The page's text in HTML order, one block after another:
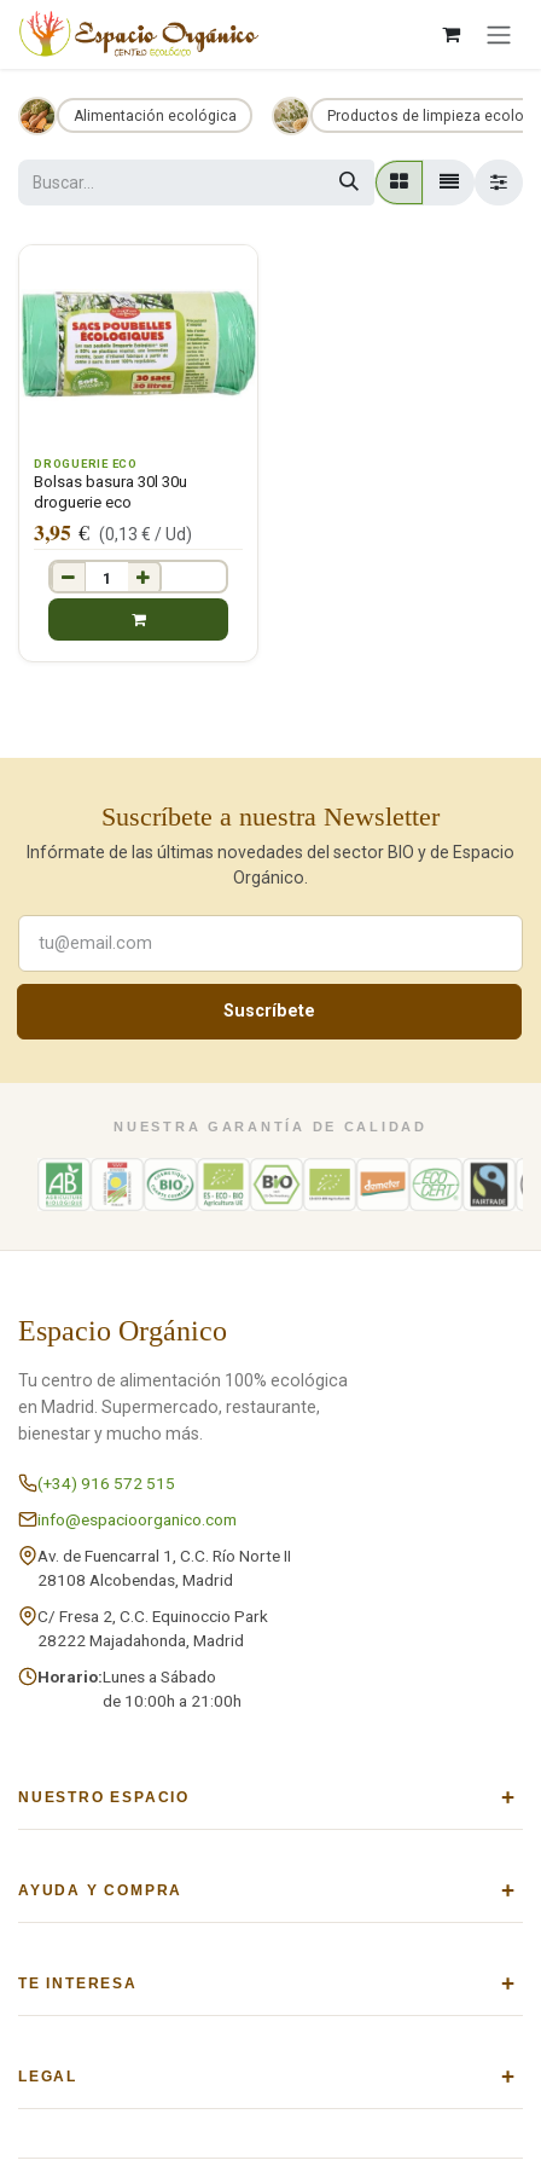
Ir al contenido
Alimentación ecológica Productos de limpieza
DROGUERIE ECO
Bolsas basura 30l 30u
droguerie eco
3,95 € (0,13 € /Ud)
Suscríbete a nuestra Newsletter
Infórmate de las últimas novedades del sector BIO y de Espacio
Orgánico.
Suscríbete
NUESTRA GARANTÍA DE CALIDAD
Espacio Orgánico
Tu centro de alimentación 100% ecológica
en Madrid. Supermercado, restaurante,
bienestar y mucho más.
(+34) 916 572 515
info@espacioorganico.com
Av. de Fuencarral 1, C.C. Río Norte II
28108 Alcobendas, Madrid
C/ Fresa 2, C.C. Equinoccio Park
28222 Majadahonda, Madrid
Horario:Lunes a Sábado
de 10:00h a 21:00h
NUESTRO ESPACIO +
AYUDA Y COMPRA +
TE INTERESA +
LEGAL +